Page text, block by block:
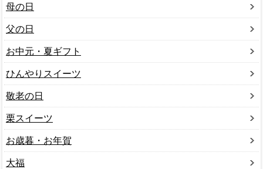
母の日
父の日
お中元・夏ギフト
ひんやりスイーツ
敬老の日
栗スイーツ
お歳暮・お年賀
大福